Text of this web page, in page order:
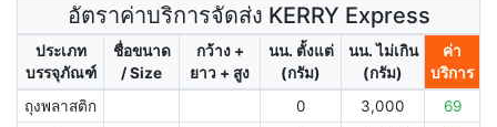
อัตราค่าบริการจัดส่ง KERRY Express
ประเภท
บรรจุภัณฑ์
ชื่อขนาด
/ Size
กว้าง +
ยาว + สูง
นน. ตั้งแต่
(กรัม)
นน. ไม่เกิน
(กรัม)
ค่า
บริการ
ถุงพลาสติก
0 3,000
69